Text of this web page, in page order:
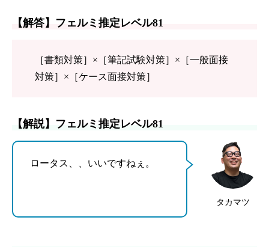
【解答】フェルミ推定レベル81
［書類対策］×［筆記試験対策］×［一般面接
対策］×［ケース面接対策］
【解説】フェルミ推定レベル81
タカマツ
ロータス、、いいですねぇ。